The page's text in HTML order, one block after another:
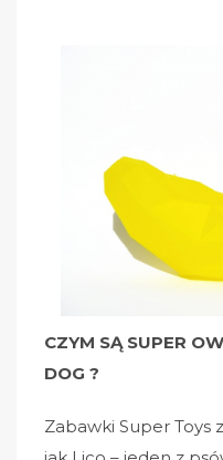
CZYM SĄ SUPER
DOG ?
Zabawki Super Toys